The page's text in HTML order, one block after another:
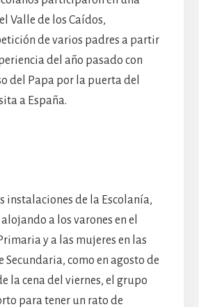
Valle de los Caídos,
de varios padres a partir
del año pasado con
del Papa por la puerta del
a España.
instalaciones de la Escolanía,
a los varones en el
y a las mujeres en las
Secundaria, como en agosto de
la cena del viernes, el grupo
para tener un rato de